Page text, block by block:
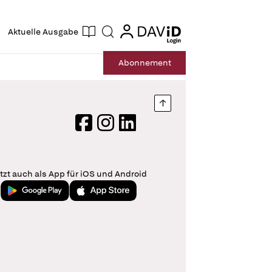
Aktuelle Ausgabe Suche login
login
Abonnement
Nach oben springen
FacebookInstagram
LinkedIn
auch als App für iOS und Android
Jetzt bei Google PlayLaden im App Store